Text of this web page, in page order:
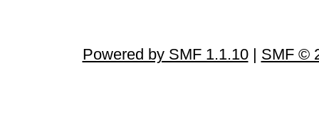
Powered by SMF 1.1.10| SMF ©